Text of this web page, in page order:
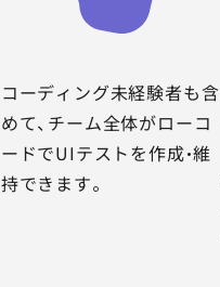
コーディング未経験者も含
めて、チーム全体がローコ
ードでUIテストを作成・維
持できます。